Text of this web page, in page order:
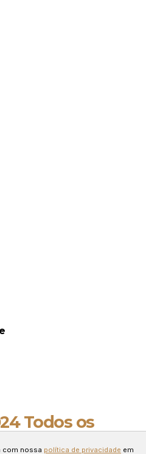
Todos os
com nossa política de privacidade em